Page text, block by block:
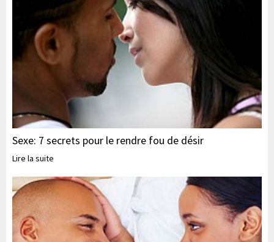
Sexe: 7 secrets pour le rendre fou de désir
Lire la suite